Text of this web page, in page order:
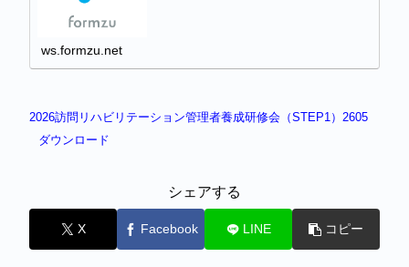
ws.formzu.net
2026訪問リハビリテーション管理者養成研修会（STEP1）2605
ダウンロード
シェアする
X Facebook LINE コピー